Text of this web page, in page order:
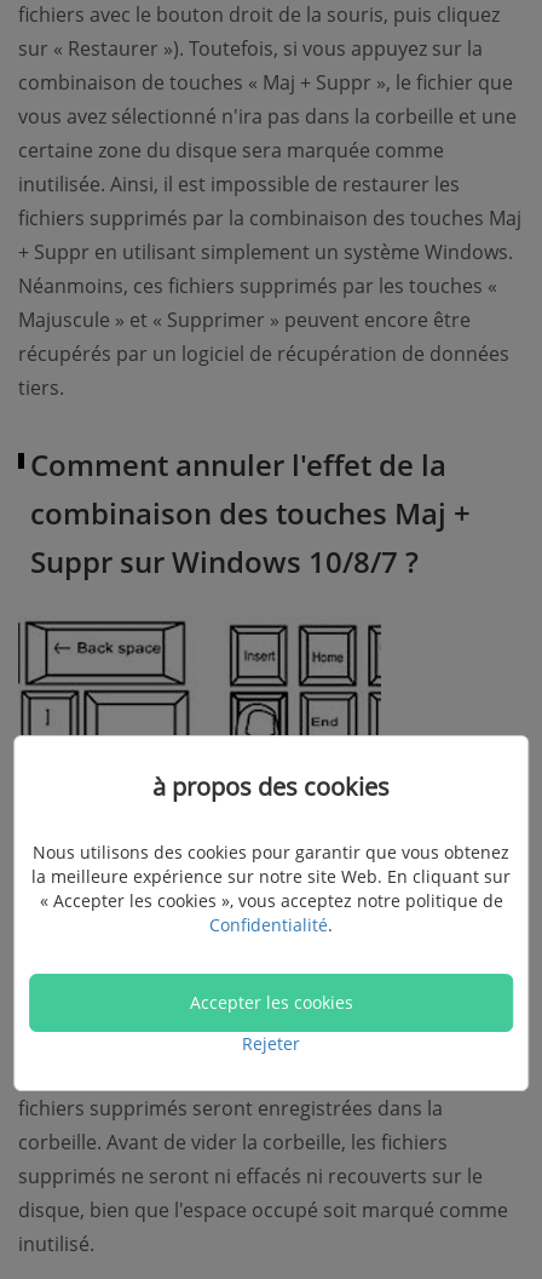
fichiers avec le bouton droit de la souris, puis cliquez
sur « Restaurer »). Toutefois, si vous appuyez sur la
combinaison de touches « Maj + Suppr », le fichier que
vous avez sélectionné n'ira pas dans la corbeille et une
certaine zone du disque sera marquée comme
inutilisée. Ainsi, il est impossible de restaurer les
fichiers supprimés par la combinaison des touches Maj
+ Suppr en utilisant simplement un système Windows.
Néanmoins, ces fichiers supprimés par les touches «
Majuscule » et « Supprimer » peuvent encore être
récupérés par un logiciel de récupération de données
tiers.
Comment annuler l'effet de la
combinaison des touches Maj +
Suppr sur Windows 10/8/7 ?
Comme je l'ai mentionné, appuyer sur la touche «
Supprimer » ne peut que marquer certains espaces
fichiers supprimés seront enregistrées dans la
corbeille. Avant de vider la corbeille, les fichiers
supprimés ne seront ni effacés ni recouverts sur le
disque, bien que l'espace occupé soit marqué comme
inutilisé.
à propos des cookies
Nous utilisons des cookies pour garantir que vous obtenez
la meilleure expérience sur notre site Web. En cliquant sur
« Accepter les cookies », vous acceptez notre politique de
Confidentialité.
Accepter les cookies
Rejeter